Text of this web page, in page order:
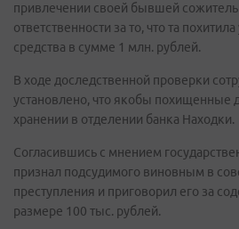
привлечении своей бывшей
ответственности за то, что та
средства в сумме 1 млн. рублей.
В ходе доследственной проверки
установлено, что якобы похищенные
хранении в отделении банка Находки.
Согласившись с мнением
признал подсудимого виновным в
преступления и приговорил его за
размере 100 тыс. рублей.